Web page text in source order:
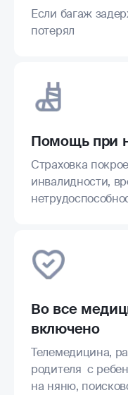
Если багаж
потерял
Помощь при
Страховка
инвалидности,
Во все
включено
Телемедицина,
родителя с
на няню,